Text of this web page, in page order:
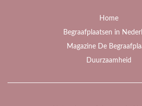
Home
Begraafplaatsen in
Magazine De
Duurzaamheid